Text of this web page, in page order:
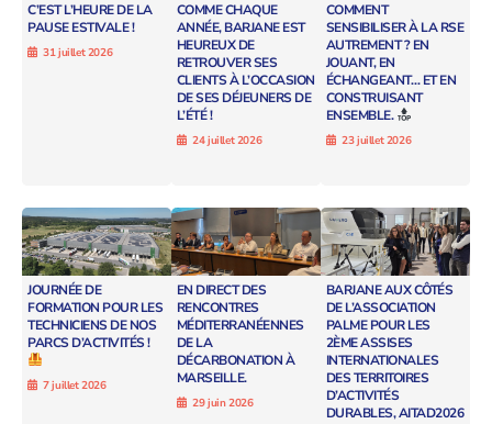
C’EST L’HEURE DE LA
PAUSE ESTIVALE !
31 juillet 2026
COMME CHAQUE
ANNÉE, BARJANE EST
HEUREUX DE
RETROUVER SES
CLIENTS À L’OCCASION
DE SES DÉJEUNERS DE
L’ÉTÉ !
24 juillet 2026
COMMENT
SENSIBILISER À LA RSE
AUTREMENT ? EN
JOUANT, EN
ÉCHANGEANT… ET EN
CONSTRUISANT
ENSEMBLE.
23 juillet 2026
JOURNÉE DE
FORMATION POUR LES
TECHNICIENS DE NOS
PARCS D’ACTIVITÉS !
7 juillet 2026
EN DIRECT DES
RENCONTRES
MÉDITERRANÉENNES
DE LA
DÉCARBONATION À
MARSEILLE.
29 juin 2026
BARJANE AUX CÔTÉS
DE L’ASSOCIATION
PALME POUR LES
2ÈME ASSISES
INTERNATIONALES
DES TERRITOIRES
D’ACTIVITÉS
DURABLES, AITAD2026